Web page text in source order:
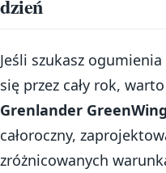
dzień
Jeśli szukasz
się przez cały rok,
Grenlander
całoroczny,
zróżnicowanych